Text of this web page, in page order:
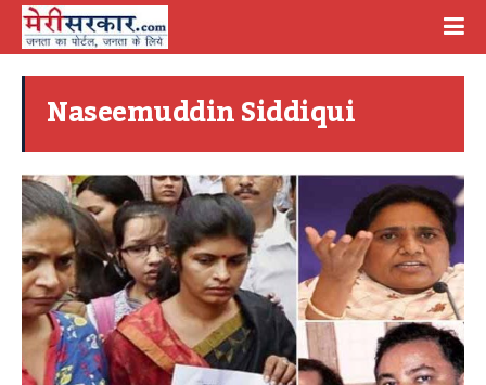
Naseemuddin Siddiqui